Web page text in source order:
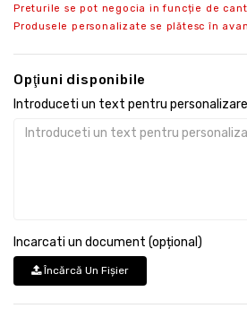
Preturile se pot negocia in funcție de
Produsele personalizate se plătesc în
Opţiuni disponibile
Introduceti un text pentru
Incarcati un document (opțional)
Încărcă Un Fişier